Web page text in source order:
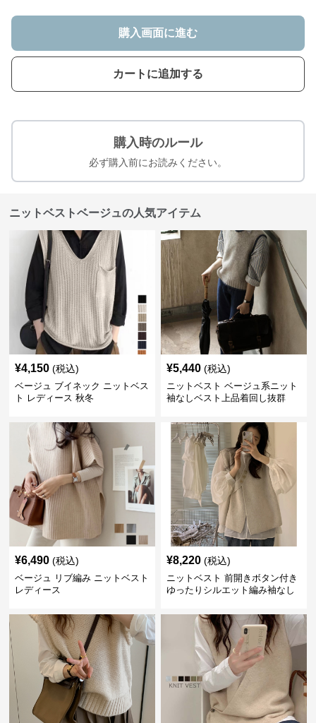
購入画面に進む
カートに追加する
購入時のルール
必ず購入前にお読みください。
ニットベストベージュの人気アイテム
¥4,150 (税込)
ベージュ ブイネック ニットベス
ト レディース 秋冬
¥5,440 (税込)
ニットベスト ベージュ系ニット
袖なしベスト上品着回し抜群
¥6,490 (税込)
ベージュ リブ編み ニットベスト
レディース
¥8,220 (税込)
ニットベスト 前開きボタン付き
ゆったりシルエット編み袖なし